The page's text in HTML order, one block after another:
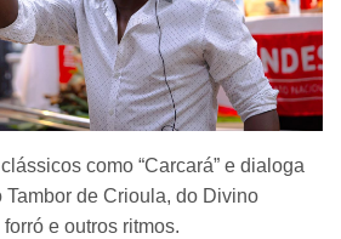
como “Carcará” e dialoga
de Crioula, do Divino
e outros ritmos.